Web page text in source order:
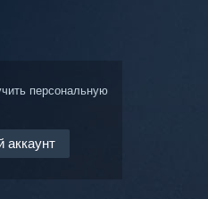
персональную
аккаунт